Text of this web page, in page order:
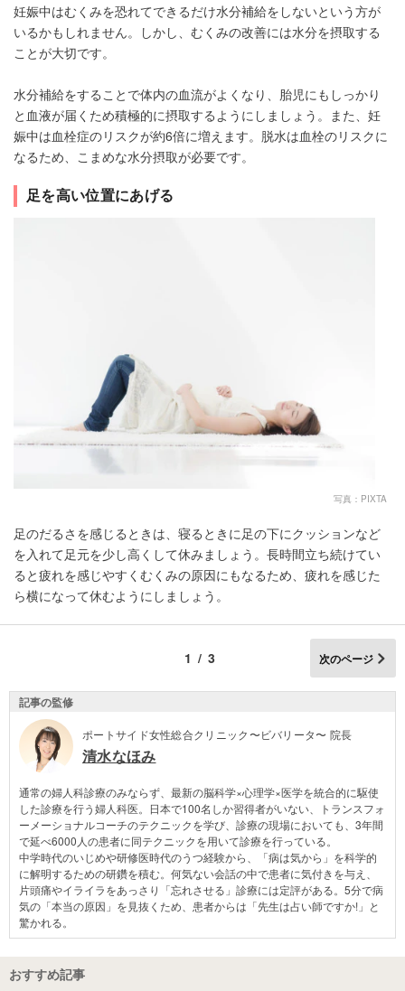
妊娠中はむくみを恐れてできるだけ水分補給をしないという方が
いるかもしれません。しかし、むくみの改善には水分を摂取する
ことが大切です。
水分補給をすることで体内の血流がよくなり、胎児にもしっかり
と血液が届くため積極的に摂取するようにしましょう。また、妊
娠中は血栓症のリスクが約6倍に増えます。脱水は血栓のリスクに
なるため、こまめな水分摂取が必要です。
足を高い位置にあげる
写真：PIXTA
足のだるさを感じるときは、寝るときに足の下にクッションなど
を入れて足元を少し高くして休みましょう。長時間立ち続けてい
ると疲れを感じやすくむくみの原因にもなるため、疲れを感じた
ら横になって休むようにしましょう。
1/3 次のページ
記事の監修
ポートサイド女性総合クリニック〜ビバリータ〜 院長
清水なほみ
通常の婦人科診療のみならず、最新の脳科学×心理学×医学を統合的に駆使
した診療を行う婦人科医。日本で100名しか習得者がいない、トランスフォ
ーメーショナルコーチのテクニックを学び、診療の現場においても、3年間
で延べ6000人の患者に同テクニックを用いて診療を行っている。
中学時代のいじめや研修医時代のうつ経験から、「病は気から」を科学的
に解明するための研鑽を積む。何気ない会話の中で患者に気付きを与え、
片頭痛やイライラをあっさり「忘れさせる」診療には定評がある。5分で病
気の「本当の原因」を見抜くため、患者からは「先生は占い師ですか!」と
驚かれる。
おすすめ記事